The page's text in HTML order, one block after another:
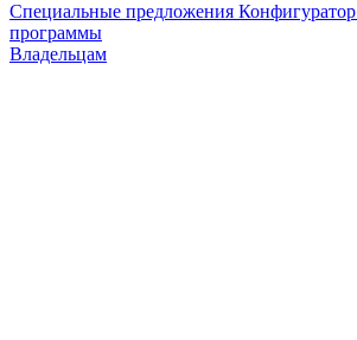
Специальные предложения Конфигуратор
программы
Владельцам